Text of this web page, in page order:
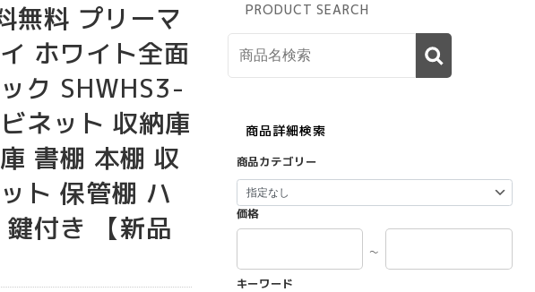
無料 プリーマ
ホワイト全面
ク SHWHS3-
ネット 収納庫
書棚 本棚 収
ト 保管棚 ハ
付き 【新品
PRODUCT SEARCH
商品詳細検索
商品カテゴリー
価格
～
キーワード